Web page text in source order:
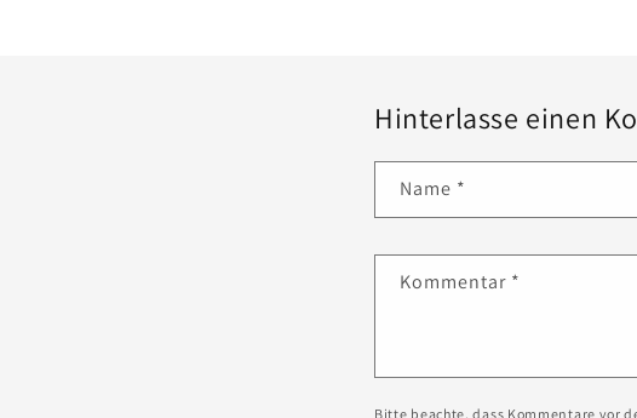
Hinterlasse einen
Name *
Kommentar *
Bitte beachte, dass Kommentare vor